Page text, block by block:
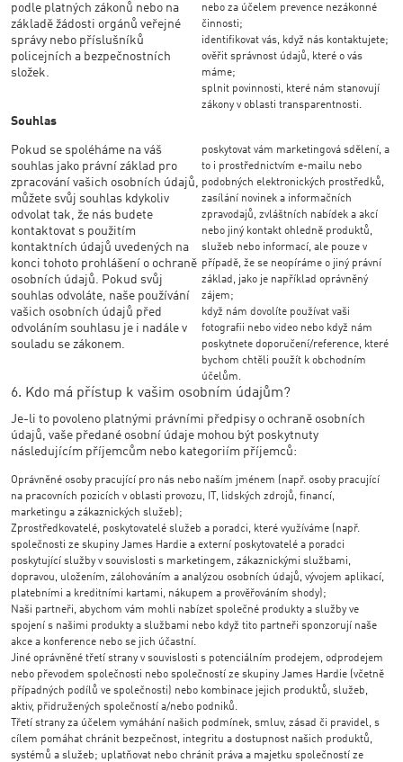
podle platných zákonů nebo na
základě žádosti orgánů veřejné
správy nebo příslušníků
policejních a bezpečnostních
složek.
nebo za účelem prevence nezákonné
činnosti;
identifikovat vás, když nás kontaktujete;
ověřit správnost údajů, které o vás
máme;
splnit povinnosti, které nám stanovují
zákony v oblasti transparentnosti.
Souhlas
Pokud se spoléháme na váš
souhlas jako právní základ pro
zpracování vašich osobních údajů,
můžete svůj souhlas kdykoliv
odvolat tak, že nás budete
kontaktovat s použitím
kontaktních údajů uvedených na
konci tohoto prohlášení o ochraně
osobních údajů. Pokud svůj
souhlas odvoláte, naše používání
vašich osobních údajů před
odvoláním souhlasu je i nadále v
souladu se zákonem.
poskytovat vám marketingová sdělení, a
to i prostřednictvím e-mailu nebo
podobných elektronických prostředků,
zasílání novinek a informačních
zpravodajů, zvláštních nabídek a akcí
nebo jiný kontakt ohledně produktů,
služeb nebo informací, ale pouze v
případě, že se neopíráme o jiný právní
základ, jako je například oprávněný
zájem;
když nám dovolíte používat vaši
fotografii nebo video nebo když nám
poskytnete doporučení/reference, které
bychom chtěli použít k obchodním
účelům.
6. Kdo má přístup k vašim osobním údajům?
Je-li to povoleno platnými právními předpisy o ochraně osobních
údajů, vaše předané osobní údaje mohou být poskytnuty
následujícím příjemcům nebo kategoriím příjemců:
Oprávněné osoby pracující pro nás nebo naším jménem (např. osoby pracující
na pracovních pozicích v oblasti provozu, IT, lidských zdrojů, financí,
marketingu a zákaznických služeb);
Zprostředkovatelé, poskytovatelé služeb a poradci, které využíváme (např.
společnosti ze skupiny James Hardie a externí poskytovatelé a poradci
poskytující služby v souvislosti s marketingem, zákaznickými službami,
dopravou, uložením, zálohováním a analýzou osobních údajů, vývojem aplikací,
platebními a kreditními kartami, nákupem a prověřováním shody);
Naši partneři, abychom vám mohli nabízet společné produkty a služby ve
spojení s našimi produkty a službami nebo když tito partneři sponzorují naše
akce a konference nebo se jich účastní.
Jiné oprávněné třetí strany v souvislosti s potenciálním prodejem, odprodejem
nebo převodem společnosti nebo společností ze skupiny James Hardie (včetně
případných podílů ve společnosti) nebo kombinace jejich produktů, služeb,
aktiv, přidružených společností a/nebo podniků.
Třetí strany za účelem vymáhání našich podmínek, smluv, zásad či pravidel, s
cílem pomáhat chránit bezpečnost, integritu a dostupnost našich produktů,
systémů a služeb; uplatňovat nebo chránit práva a majetku společností ze